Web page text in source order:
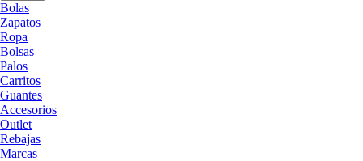
Bolas
Zapatos
Ropa
Bolsas
Palos
Carritos
Guantes
Accesorios
Outlet
Rebajas
Marcas